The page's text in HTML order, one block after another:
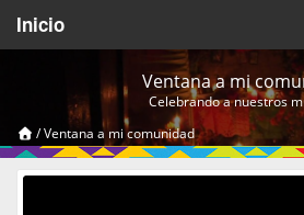
Inicio
Videos Temáticos
Cerrar Sesión
Ventana a mi
Celebrando a nuestros
/Ventana a mi comunidad